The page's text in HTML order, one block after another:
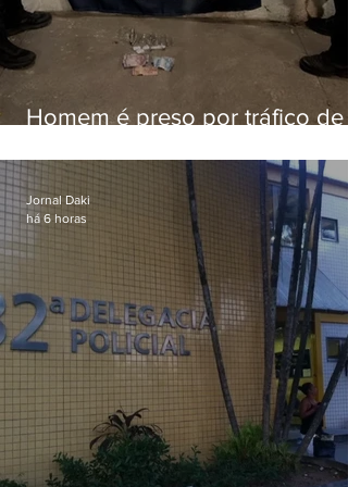
Homem é preso por tráfico de
Jornal Daki
há 6 horas